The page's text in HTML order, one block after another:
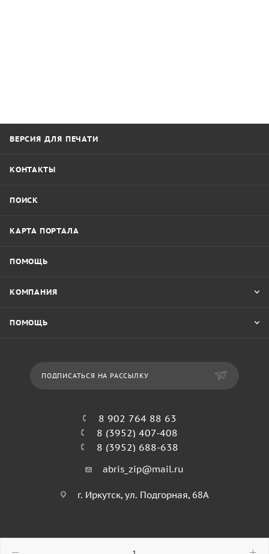
ВЕРСИЯ ДЛЯ ПЕЧАТИ
КОНТАКТЫ
ПОИСК
КАРТА ПОРТАЛА
ПОМОЩЬ
КОМПАНИЯ
ПОМОЩЬ
ПОДПИСАТЬСЯ НА РАССЫЛКУ
8 902 764 88 63
8 (3952) 407-408
8 (3952) 688-638
abris_zip@mail.ru
г. Иркутск, ул. Подгорная, 68А